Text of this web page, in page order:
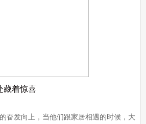
藏着惊喜
奋发向上，当他们跟家居相遇的时候，大